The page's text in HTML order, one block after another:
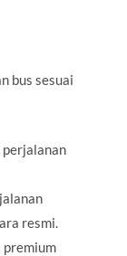
bus sesuai
perjalanan
resmi.
premium